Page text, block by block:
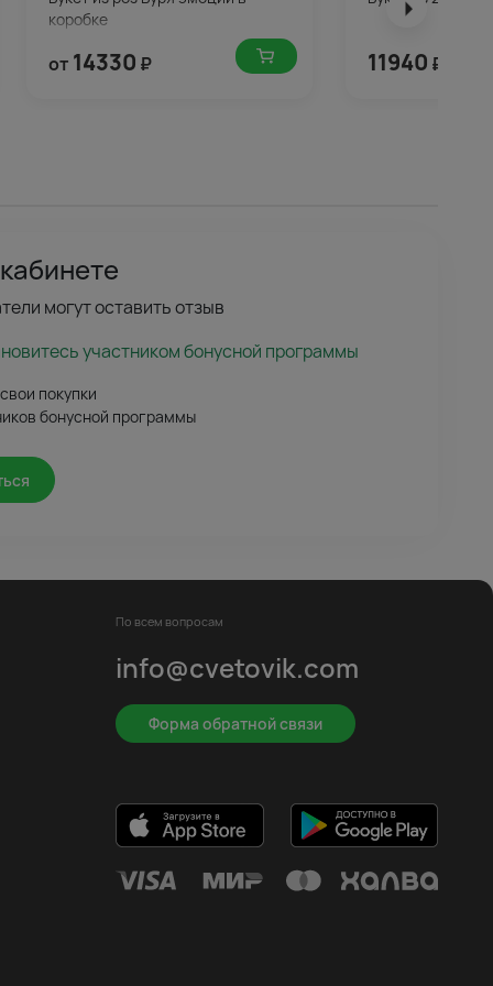
коробке
от 14330 ₽ 11940 ₽
могут оставить отзыв
участником бонусной программы
покупки
бонусной программы
По всем вопросам
info@cvetovik.com
Форма обратной связи